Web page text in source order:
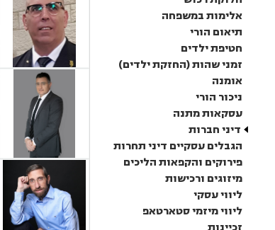
אלימות במשפחה
תיאום הורי
חטיפת ילדים
זמני שהות (החזקת ילדים)
אומנה
ניכור הורי
עסקאות מתנה
דיני חברות
הגבלים עסקיים דיני תחרות
פירוקים והקפאות הליכים
מיזוגים ורכישות
ליווי עסקי
ליווי מיזמי סטארטאפ